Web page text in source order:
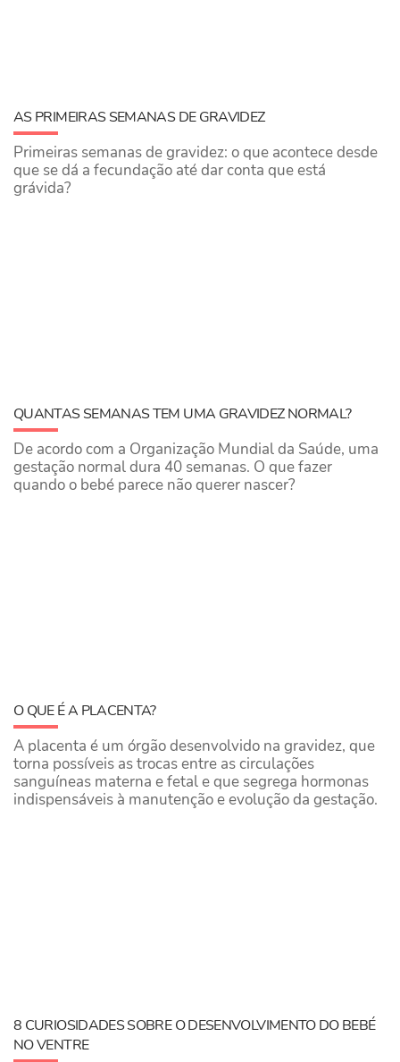
AS PRIMEIRAS SEMANAS DE GRAVIDEZ
Primeiras semanas de gravidez: o que acontece desde
que se dá a fecundação até dar conta que está
grávida?
QUANTAS SEMANAS TEM UMA GRAVIDEZ NORMAL?
De acordo com a Organização Mundial da Saúde, uma
gestação normal dura 40 semanas. O que fazer
quando o bebé parece não querer nascer?
O QUE É A PLACENTA?
A placenta é um órgão desenvolvido na gravidez, que
torna possíveis as trocas entre as circulações
sanguíneas materna e fetal e que segrega hormonas
indispensáveis à manutenção e evolução da gestação.
8 CURIOSIDADES SOBRE O DESENVOLVIMENTO DO BEBÉ
NO VENTRE